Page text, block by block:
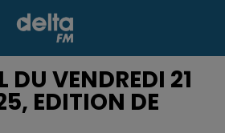
DU VENDREDI 21
EDITION DE